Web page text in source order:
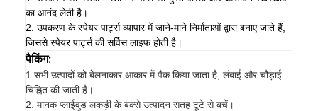
का आनंद लेती है।
2. उपकरण के स्पेयर पार्ट्स व्यापार में जाने-माने निर्माताओं द्वारा बनाए जाते हैं,
जिससे स्पेयर पार्ट्स की सर्विस लाइफ होती है।
पैकिंग:
1.सभी उत्पादों को बेलनाकार आकार में पैक किया जाता है, लंबाई और चौड़ाई
चिह्नित की जाती है।
2. मानक प्लाईवुड लकड़ी के बक्से उत्पादन सतह टूटे से बचें।